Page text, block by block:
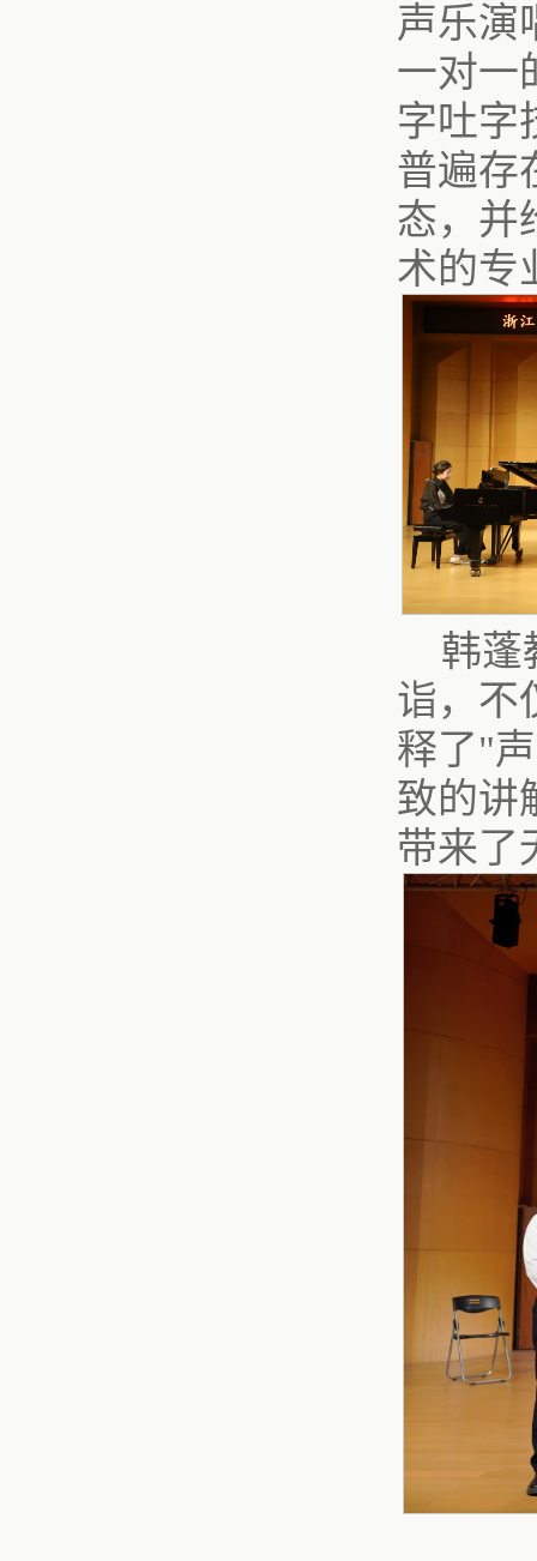
声乐演
一对一
字吐字
普遍存
态，并
术的专
韩蓬
诣，不
释了"
致的讲
带来了